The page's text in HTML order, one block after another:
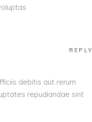
REPLY
debitis aut rerum
repudiandae sint